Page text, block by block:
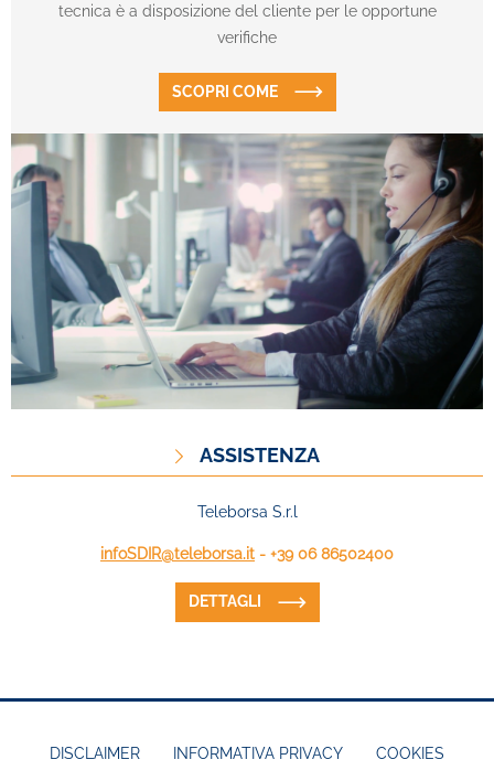
tecnica è a disposizione del cliente per le opportune
verifiche
SCOPRI COME
ASSISTENZA
Teleborsa S.r.l
infoSDIR@teleborsa.it - +39 06 86502400
DETTAGLI
DISCLAIMER INFORMATIVA PRIVACY COOKIES